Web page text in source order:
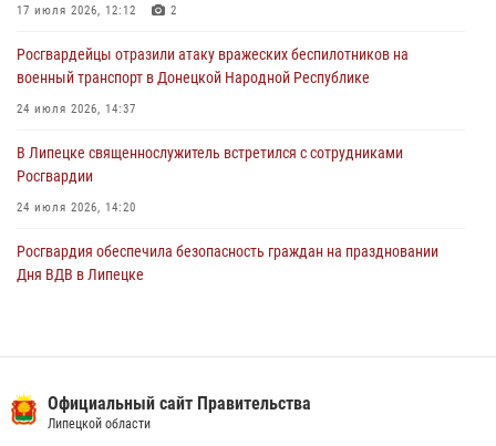
03 августа 2026, 13:39
17 июля 2026, 12:12 2
Росгвардейцы отразили атаку вражеских беспилотников на
военный транспорт в Донецкой Народной Республике
24 июля 2026, 14:37
В Липецке священнослужитель встретился с сотрудниками
Росгвардии
24 июля 2026, 14:20
Росгвардия обеспечила безопасность граждан на праздновании
Дня ВДВ в Липецке
28 июля 2026, 14:38 4
Официальный сайт Правительства
Липецкой области